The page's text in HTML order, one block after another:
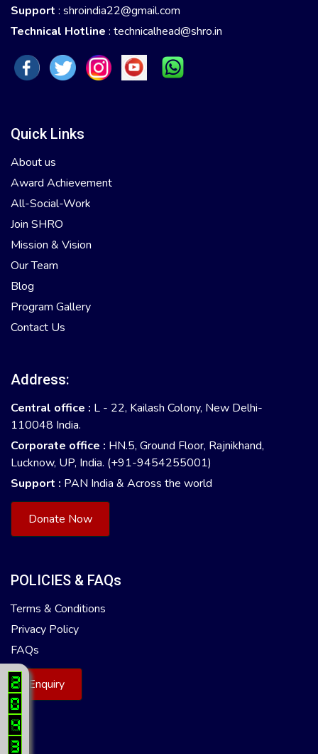
Support : shroindia22@gmail.com
Technical Hotline : technicalhead@shro.in
Quick Links
About us
Award Achievement
All-Social-Work
Join SHRO
Mission & Vision
Our Team
Blog
Program Gallery
Contact Us
Address:
Central office : L - 22, Kailash Colony, New Delhi-
110048 India.
Corporate office : HN.5, Ground Floor, Rajnikhand,
Lucknow, UP, India. (+91-9454255001)
Support : PAN India & Across the world
Donate Now
POLICIES & FAQs
Terms & Conditions
Privacy Policy
FAQs
Enquiry